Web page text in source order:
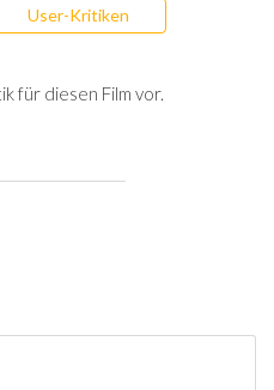
User-Kritiken
für diesen Film vor.